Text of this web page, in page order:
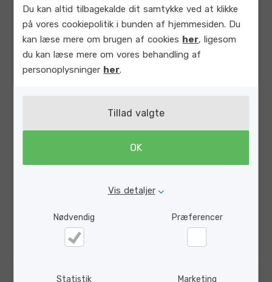
Du kan altid tilbagekalde dit samtykke ved at klikke
på vores cookiepolitik i bunden af hjemmesiden. Du
kan læse mere om brugen af cookies her, ligesom
du kan læse mere om vores behandling af
personoplysninger her.
Tillad valgte
OK
Vis detaljer
Nødvendig Præferencer
Statistik Marketing
sender sig hurtigst muligt en mail med dit
login.
Har du spørgsmål, såkontakt os her.